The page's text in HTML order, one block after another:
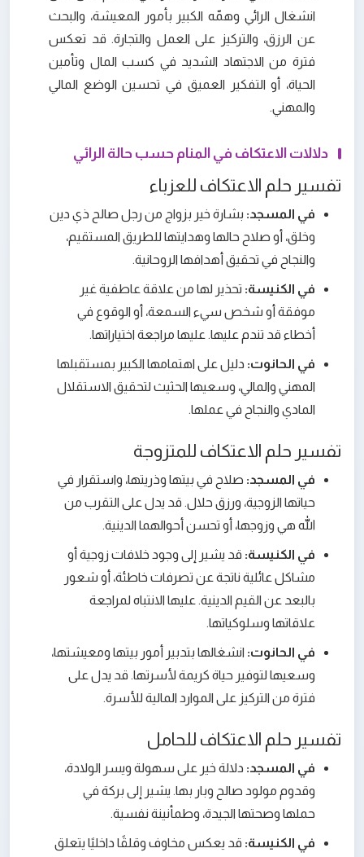
انشغال الرائي وهمّه الكبير بأمور المعيشة، والبحث
عن الرزق، والتركيز على العمل والتجارة. قد تعكس
فترة من الاجتهاد الشديد في كسب المال وتأمين
الحياة، أو التفكير العميق في تحسين الوضع المالي
والمهني.
دلالات الاعتكاف في المنام حسب حالة الرائي
تفسير حلم الاعتكاف للعزباء
في المسجد: بشارة خير بزواج من رجل صالح ذي دين
وخلق، أو صلاح حالها وهدايتها للطريق المستقيم،
والنجاح في تحقيق أهدافها الروحانية.
في الكنيسة: تحذير لها من علاقة عاطفية غير
موفقة أو شخص سيء السمعة، أو الوقوع في
أخطاء قد تندم عليها. عليها مراجعة اختياراتها.
في الحانوت: دليل على اهتمامها الكبير بمستقبلها
المهني والمالي، وسعيها الحثيث لتحقيق الاستقلال
المادي والنجاح في عملها.
تفسير حلم الاعتكاف للمتزوجة
في المسجد: صلاح في بيتها وذريتها، واستقرار في
حياتها الزوجية، ورزق حلال. قد يدل على التقرب من
الله هي وزوجها، أو تحسن أحوالهما الدينية.
في الكنيسة: قد يشير إلى وجود خلافات زوجية أو
مشاكل عائلية ناتجة عن تصرفات خاطئة، أو شعور
بالبعد عن القيم الدينية. عليها الانتباه لمراجعة
علاقاتها وسلوكياتها.
في الحانوت: انشغالها بتدبير أمور بيتها ومعيشتها،
وسعيها لتوفير حياة كريمة لأسرتها. قد يدل على
فترة من التركيز على الموارد المالية للأسرة.
تفسير حلم الاعتكاف للحامل
في المسجد: دلالة خير على سهولة ويسر الولادة،
وقدوم مولود صالح وبار بها. يشير إلى بركة في
حملها وصحتها الجيدة، وطمأنينة نفسية.
في الكنيسة: قد يعكس مخاوف وقلقًا داخليًا يتعلق